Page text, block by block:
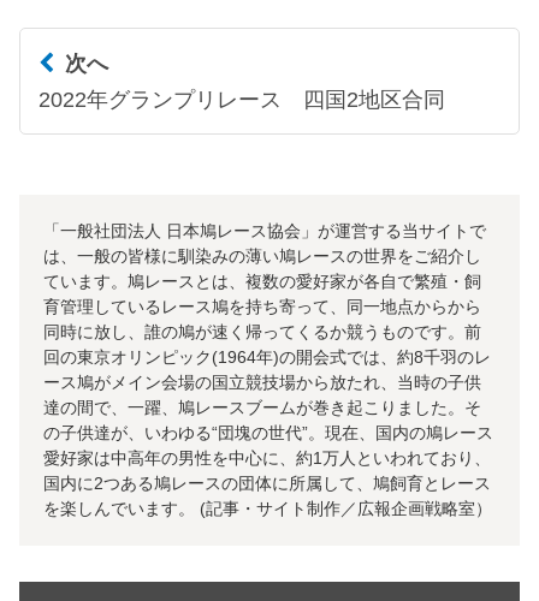
次へ
2022年グランプリレース 四国2地区合同
「一般社団法人 日本鳩レース協会」が運営する当サイトで
は、一般の皆様に馴染みの薄い鳩レースの世界をご紹介し
ています。鳩レースとは、複数の愛好家が各自で繁殖・飼
育管理しているレース鳩を持ち寄って、同一地点からから
同時に放し、誰の鳩が速く帰ってくるか競うものです。前
回の東京オリンピック(1964年)の開会式では、約8千羽のレ
ース鳩がメイン会場の国立競技場から放たれ、当時の子供
達の間で、一躍、鳩レースブームが巻き起こりました。そ
の子供達が、いわゆる“団塊の世代”。現在、国内の鳩レース
愛好家は中高年の男性を中心に、約1万人といわれており、
国内に2つある鳩レースの団体に所属して、鳩飼育とレース
を楽しんでいます。 (記事・サイト制作／広報企画戦略室）